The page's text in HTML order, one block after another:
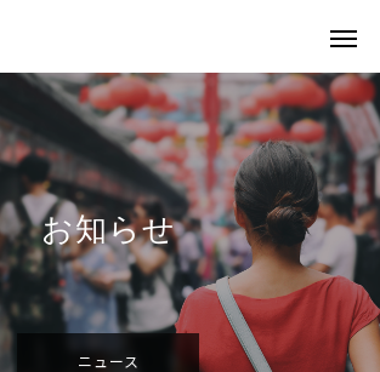
お知らせ
ニュース